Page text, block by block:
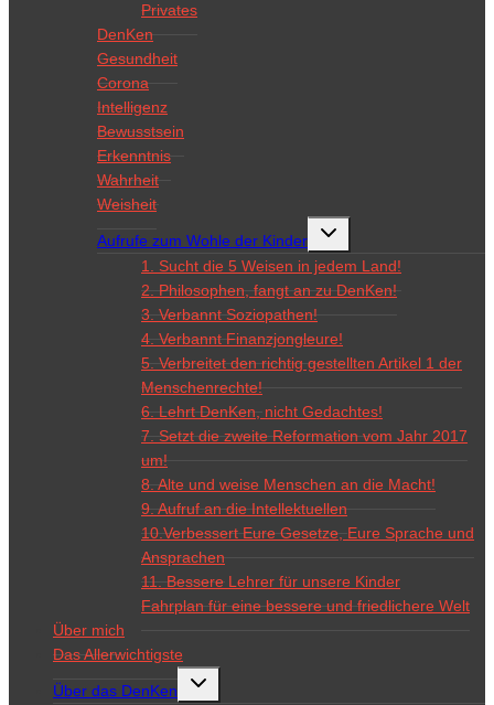
Privates
DenKen
Gesundheit
Corona
Intelligenz
Bewusstsein
Erkenntnis
Wahrheit
Weisheit
Aufrufe zum Wohle der Kinder
Untermenü
1. Sucht die 5 Weisen in jedem Land!
2. Philosophen, fangt an zu DenKen!
3. Verbannt Soziopathen!
4. Verbannt Finanzjongleure!
5. Verbreitet den richtig gestellten Artikel 1 der
Menschenrechte!
6. Lehrt DenKen, nicht Gedachtes!
7. Setzt die zweite Reformation vom Jahr 2017
um!
8. Alte und weise Menschen an die Macht!
9. Aufruf an die Intellektuellen
10.Verbessert Eure Gesetze, Eure Sprache und
Ansprachen
11. Bessere Lehrer für unsere Kinder
Fahrplan für eine bessere und friedlichere Welt
Über mich
Das Allerwichtigste
Über das DenKen
Untermenü